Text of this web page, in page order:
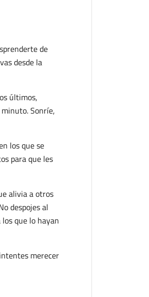
de
desde la
últimos,
Sonríe,
los que se
para que les
alivia a otros
despojes al
que lo hayan
merecer